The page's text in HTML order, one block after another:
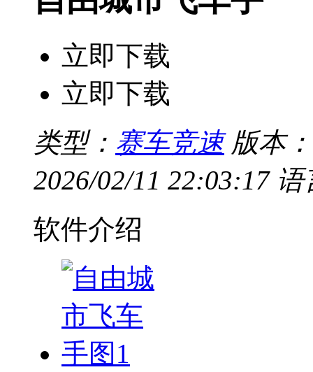
立即下载
立即下载
类型： 赛车竞速 版本
2026/02/11 22:03:17 语
软件介绍